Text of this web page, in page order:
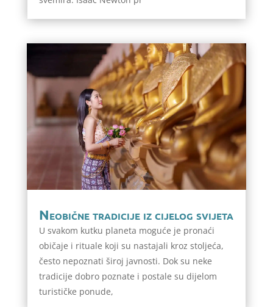
Neobične tradicije iz cijelog svijeta
U svakom kutku planeta moguće je pronaći
običaje i rituale koji su nastajali kroz stoljeća,
često nepoznati široj javnosti. Dok su neke
tradicije dobro poznate i postale su dijelom
turističke ponude,